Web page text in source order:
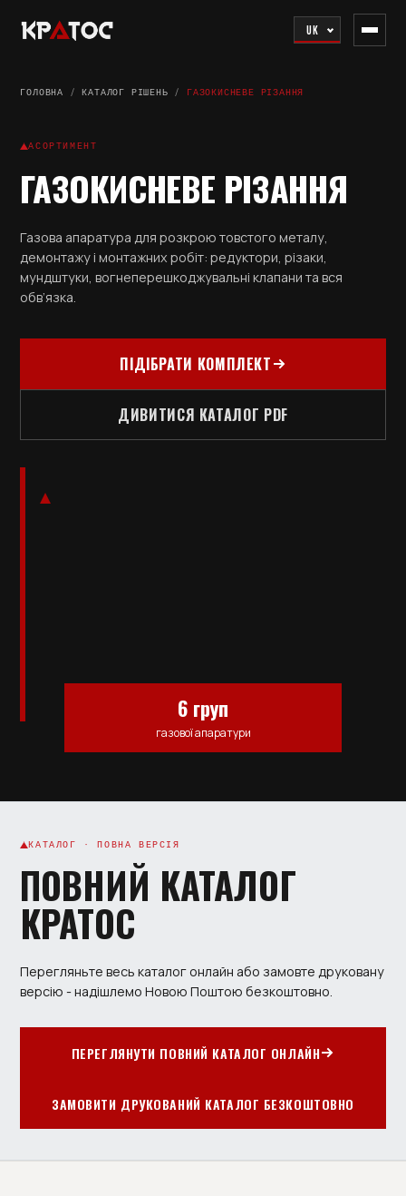
UK
ГОЛОВНА /КАТАЛОГ РІШЕНЬ / ГАЗОКИСНЕВЕ РІЗАННЯ
АСОРТИМЕНТ
ГАЗОКИСНЕВЕ РІЗАННЯ
Газова апаратура для розкрою товстого металу,
демонтажу і монтажних робіт: редуктори, різаки,
мундштуки, вогнеперешкоджувальні клапани та вся
обв’язка.
ПІДІБРАТИ КОМПЛЕКТ
ДИВИТИСЯ КАТАЛОГ PDF
6 груп
газової апаратури
КАТАЛОГ · ПОВНА ВЕРСІЯ
ПОВНИЙ КАТАЛОГ
КРАТОС
Перегляньте весь каталог онлайн або замовте друковану
версію - надішлемо Новою Поштою безкоштовно.
ПЕРЕГЛЯНУТИ ПОВНИЙ КАТАЛОГ ОНЛАЙН
ЗАМОВИТИ ДРУКОВАНИЙ КАТАЛОГ БЕЗКОШТОВНО